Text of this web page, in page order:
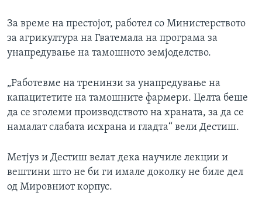
За време на престојот, работел со Министерството
за агрикултура на Гватемала на програма за
унапредување на тамошното земјоделство.
„Работевме на тренинзи за унапредување на
капацитетите на тамошните фармери. Целта беше
да се зголеми производството на храната, за да се
намалат слабата исхрана и гладта“ вели Дестиш.
Метјуз и Дестиш велат дека научиле лекции и
вештини што не би ги имале доколку не биле дел
од Мировниот корпус.